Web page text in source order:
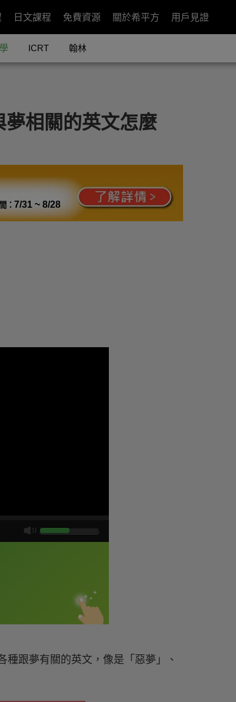
日文課程 免費資源 關於希平方 用戶見證
ICRT 翰林
夢相關的英文怎麼
： 7/31 ~ 8/28
跟夢有關的英文，像是「惡夢」、